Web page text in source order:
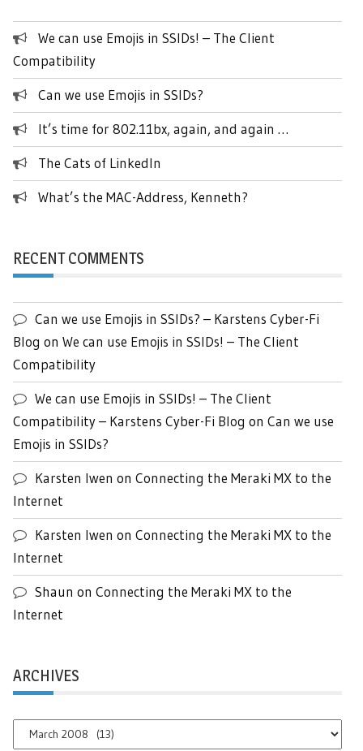
We can use Emojis in SSIDs! – The Client
Compatibility
Can we use Emojis in SSIDs?
It’s time for 802.11bx, again, and again …
The Cats of LinkedIn
What’s the MAC-Address, Kenneth?
RECENT COMMENTS
Can we use Emojis in SSIDs? – Karstens Cyber-Fi
Blog on We can use Emojis in SSIDs! – The Client
Compatibility
We can use Emojis in SSIDs! – The Client
Compatibility – Karstens Cyber-Fi Blog on Can we use
Emojis in SSIDs?
Karsten Iwen on Connecting the Meraki MX to the
Internet
Karsten Iwen on Connecting the Meraki MX to the
Internet
Shaun on Connecting the Meraki MX to the
Internet
ARCHIVES
Archives